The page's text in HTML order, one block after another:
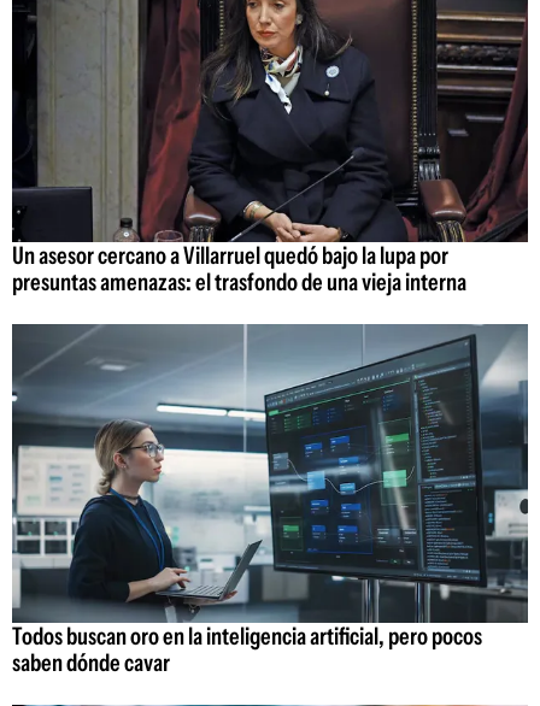
Un asesor cercano a Villarruel quedó bajo la lupa por
presuntas amenazas: el trasfondo de una vieja interna
Todos buscan oro en la inteligencia artificial, pero pocos
saben dónde cavar